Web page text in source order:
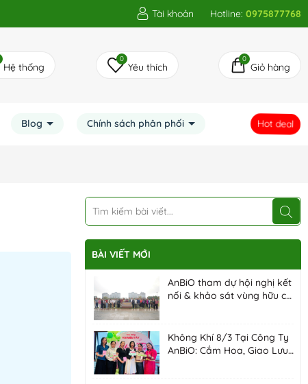
Tài khoản Hotline: 0975877768
Hệ thống
0
Yêu thích
0
Giỏ hàng
Blog Chính sách phân phối Hot deal
BÀI VIẾT MỚI
AnBiO tham dự hội nghị kết
nối & khảo sát vùng hữu cơ
Không Khí 8/3 Tại Công Ty
AnBiO: Cắm Hoa, Giao Lưu